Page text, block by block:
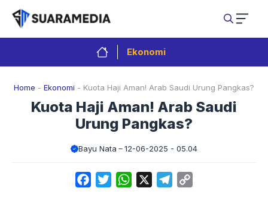
Langsung
isi
Ekonomi
Home - Ekonomi - Kuota Haji Aman! Arab Saudi Urung Pangkas?
Kuota Haji Aman! Arab Saudi
Urung Pangkas?
Bayu Nata 12-06-2025 - 05.04
FacebookTwitterWhatsApp Telegram